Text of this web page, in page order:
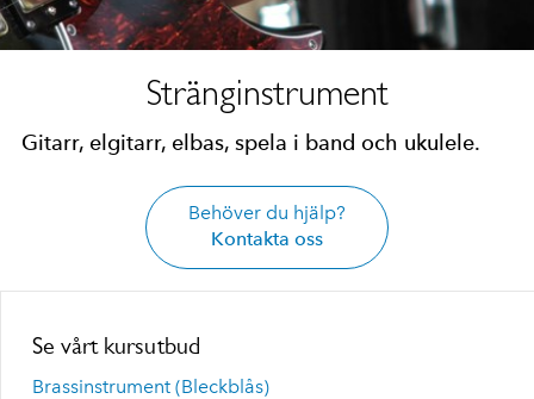
Stränginstrument
Gitarr, elgitarr, elbas, spela i band och ukulele.
Behöver du hjälp?
Kontakta oss
Se vårt kursutbud
Brassinstrument (Bleckblås)